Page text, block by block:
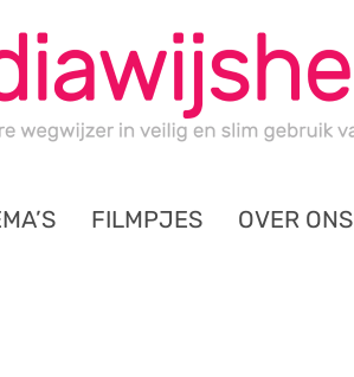
FILMPJES OVER ONS